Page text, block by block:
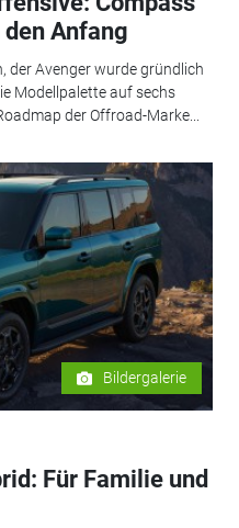
Anfang
der Avenger wurde gründlich
Modellpalette auf sechs
der Offroad-Marke...
Bildergalerie
Für Familie und